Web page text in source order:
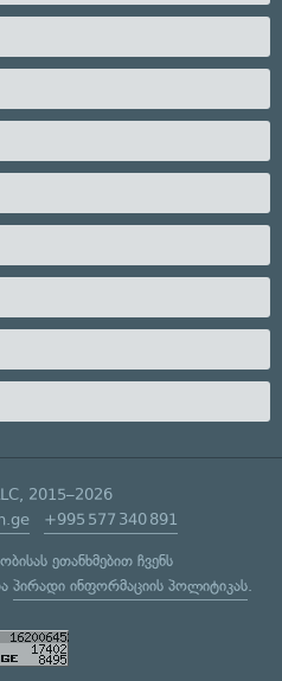
2015–2026
+995 577 340 891
ეთანხმებით ჩვენს
პირადი ინფორმაციის პოლიტიკას.